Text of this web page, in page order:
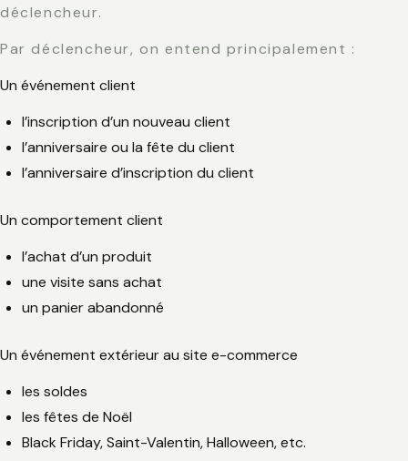
déclencheur.
Par déclencheur, on entend principalement :
Un événement client
l’inscription d’un nouveau client
l’anniversaire ou la fête du client
l’anniversaire d’inscription du client
Un comportement client
l’achat d’un produit
une visite sans achat
un panier abandonné
Un événement extérieur au site e-commerce
les soldes
les fêtes de Noël
Black Friday, Saint-Valentin, Halloween, etc.